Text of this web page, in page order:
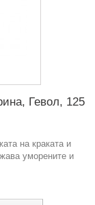
Гевол, 125
на краката и
уморените и